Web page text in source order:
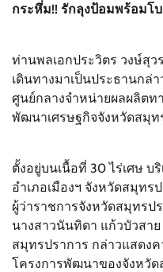
กระหึ่ม!! รักลุงป้อมพร้อมโ
ท่านพลเอกประวิตร วงษ์สุ
เดินทางมาเป็นประธานกล่า
ศูนย์กลางจำหน่ายผลผลิตท
พัฒนาเศรษฐกิจจังหวัดสมุท
ตั้งอยู่บนเนื้อที่ 30 ไร่เศษ
อำเภอเมืองฯ จังหวัดสมุท
ผู้ว่าราชการจังหวัดสมุทรป
นางสาวนันทิดา แก้วบัวสา
สมุทรปราการ กล่าวแสดง
โครงการพัฒนาของจังหวัด